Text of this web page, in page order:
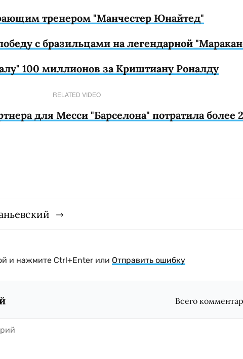
тренером "Манчестер Юнайтед"
с бразильцами на легендарной
100 миллионов за Криштиану Роналду
RELATED VIDEO
для Месси "Барселона" потратила более
и нажмите Ctrl+Enter или Отправить ошибку
Всего